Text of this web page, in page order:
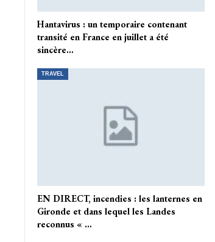
Hantavirus : un temporaire contenant
transité en France en juillet a été
sincère…
TRAVEL
EN DIRECT, incendies : les lanternes en
Gironde et dans lequel les Landes
reconnus « …